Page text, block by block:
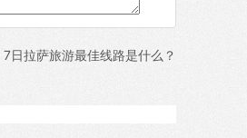
7日拉萨旅游最佳线路是什么？